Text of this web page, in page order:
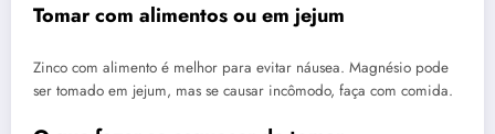
Tomar com alimentos ou em jejum
Zinco com alimento é melhor para evitar náusea. Magnésio pode
ser tomado em jejum, mas se causar incômodo, faça com comida.